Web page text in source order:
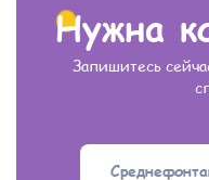
Нужна
Запишитесь